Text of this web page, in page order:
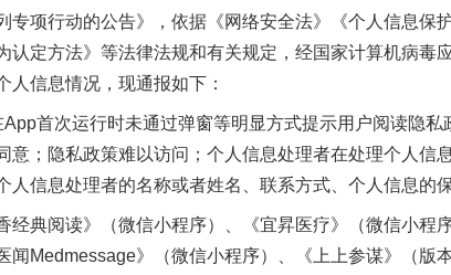
专项行动的公告》，依据《网络安全法》《个人信息
认定方法》等法律法规和有关规定，经国家计算机病
人信息情况，现通报如下：
首次运行时未通过弹窗等明显方式提示用户阅读隐私
意；隐私政策难以访问；个人信息处理者在处理个人信
人信息处理者的名称或者姓名、联系方式、个人信息的
典阅读》（微信小程序）、《宜昇医疗》（微信小程
闻Medmessage》（微信小程序）、《上上参谋》（版